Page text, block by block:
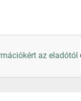
az eladótól